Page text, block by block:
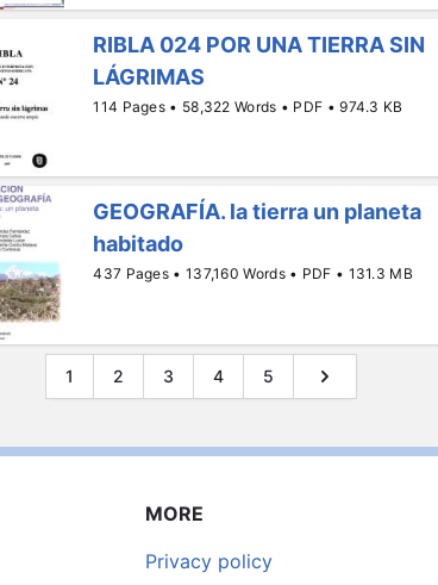
RIBLA 024 POR UNA TIERRA SIN
LÁGRIMAS
114 Pages • 58,322 Words • PDF • 974.3 KB
GEOGRAFÍA. la tierra un planeta
habitado
437 Pages • 137,160 Words • PDF • 131.3 MB
1 2 3 4 5
MORE
Privacy policy